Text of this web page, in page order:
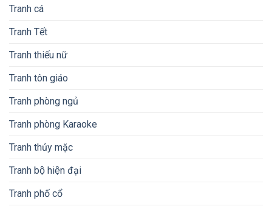
Tranh cá
Tranh Tết
Tranh thiếu nữ
Tranh tôn giáo
Tranh phòng ngủ
Tranh phòng Karaoke
Tranh thủy mặc
Tranh bộ hiện đại
Tranh phố cổ